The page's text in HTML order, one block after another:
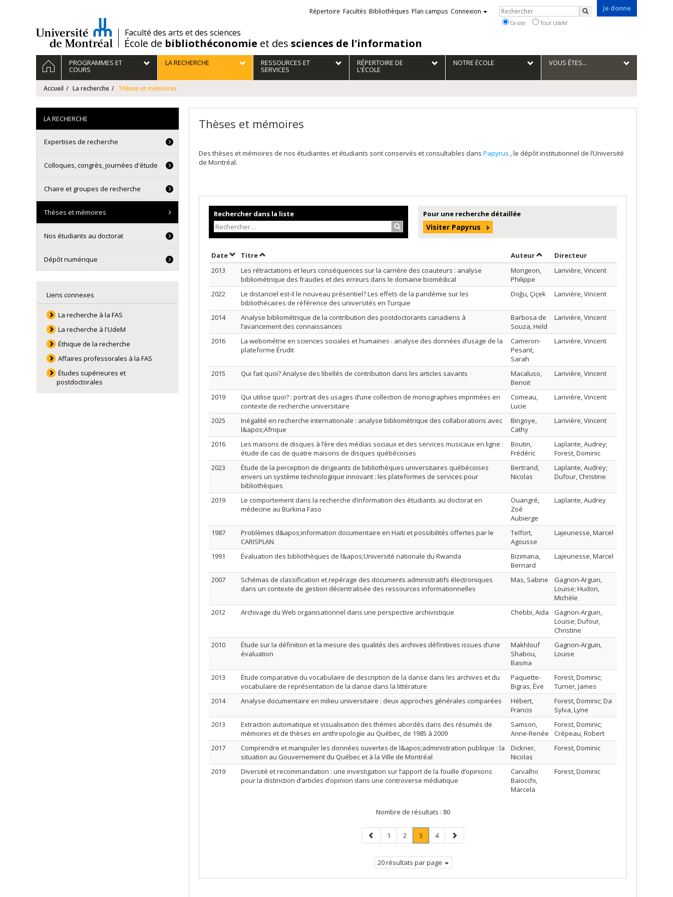
/Faculté des arts et des sciences
École de bibliothéconomie et des sciences de l'information
Je donne
Liens
externes
Répertoire Facultés Bibliothèques Plan campus Connexion Rechercher
Rechercher
Ce site Tout UdeM
Navigation
principale
ACCUEILPROGRAMMES ET
COURS
LA RECHERCHE RESSOURCES ET
SERVICES
RÉPERTOIRE DE
L'ÉCOLE
NOTRE ÉCOLE VOUS ÊTES...
Accueil La recherche Thèses et mémoires
Thèses et mémoires
Des thèses et mémoires de nos étudiantes et étudiants sont conservés et consultables dans Papyrus , le dépôt institutionnel de l’Université
de Montréal.
Rechercher dans la liste
Rechercher…
Pour une recherche détaillée
Visiter Papyrus
DateTrier par date en ordre décroissant
TitreTrier par titre en ordre décroissant AuteurTrier par auteur en ordre décroissant
Directeur
2013
Les rétractations et leurs conséquences sur la carrière des coauteurs : analyse
bibliométrique des fraudes et des erreurs dans le domaine biomédical
Mongeon,
Philippe
Larivière, Vincent
2022
Le distanciel est-il le nouveau présentiel? Les effets de la pandémie sur les
bibliothécaires de référence des universités en Turquie
Doğu, Çiçek Larivière, Vincent
2014
Analyse bibliométrique de la contribution des postdoctorants canadiens à
l’avancement des connaissances
Barbosa de
Souza, Held
Larivière, Vincent
2016
La webométrie en sciences sociales et humaines : analyse des données d’usage de la
plateforme Érudit
Cameron-
Pesant,
Sarah
Larivière, Vincent
2015 Qui fait quoi? Analyse des libellés de contribution dans les articles savants
Macaluso,
Benoit
Larivière, Vincent
2019
Qui utilise quoi? : portrait des usages d’une collection de monographies imprimées en
contexte de recherche universitaire
Comeau,
Lucie
Larivière, Vincent
2025
Inégalité en recherche internationale : analyse bibliométrique des collaborations avec
l&apos;Afrique
Bingoye,
Cathy
Larivière, Vincent
2016
Les maisons de disques à l’ère des médias sociaux et des services musicaux en ligne :
étude de cas de quatre maisons de disques québécoises
Boutin,
Frédéric
Laplante, Audrey;
Forest, Dominic
2023
Étude de la perception de dirigeants de bibliothèques universitaires québécoises
envers un système technologique innovant : les plateformes de services pour
bibliothèques
Bertrand,
Nicolas
Laplante, Audrey;
Dufour, Christine
2019
Le comportement dans la recherche d’information des étudiants au doctorat en
médecine au Burkina Faso
Ouangré,
Zoé
Aubierge
Laplante, Audrey
1987
Problèmes d&apos;information documentaire en Haïti et possibilités offertes par le
CARISPLAN
Telfort,
Agousse
Lajeunesse, Marcel
1991 Évaluation des bibliothèques de l&apos;Université nationale du Rwanda
Bizimana,
Bernard
Lajeunesse, Marcel
2007
Schémas de classification et repérage des documents administratifs électroniques
dans un contexte de gestion décentralisée des ressources informationnelles
Mas, Sabine
Gagnon-Arguin,
Louise; Hudon,
Michèle
2012
Archivage du Web organisationnel dans une perspective archivistique Chebbi, Aïda
Gagnon-Arguin,
Louise; Dufour,
Christine
2010
Étude sur la définition et la mesure des qualités des archives définitives issues d’une
évaluation
Makhlouf
Shabou,
Basma
Gagnon-Arguin,
Louise
2013
Étude comparative du vocabulaire de description de la danse dans les archives et du
vocabulaire de représentation de la danse dans la littérature
Paquette-
Bigras, Ève
Forest, Dominic;
Turner, James
2014
Analyse documentaire en milieu universitaire : deux approches générales comparées
Hébert,
Francis
Forest, Dominic; Da
Sylva, Lyne
2013
Extraction automatique et visualisation des thèmes abordés dans des résumés de
mémoires et de thèses en anthropologie au Québec, de 1985 à 2009
Samson,
Anne-Renée
Forest, Dominic;
Crépeau, Robert
2017
Comprendre et manipuler les données ouvertes de l&apos;administration publique : la
situation au Gouvernement du Québec et à la Ville de Montréal
Dickner,
Nicolas
Forest, Dominic
2019
Diversité et recommandation : une investigation sur l’apport de la fouille d’opinions
pour la distinction d’articles d’opinion dans une controverse médiatique
Carvalho
Baiocchi,
Marcela
Forest, Dominic
Nombre de résultats : 80
Page
précédente
Page
1 Page
2 Page
3
Page
Page
4
Page
suivante
20 résultats par page
LA RECHERCHE
Expertises de recherche
Colloques, congrès, journées d'étude
Chaire et groupes de recherche
Thèses et mémoires
Nos étudiants au doctorat
Dépôt numérique
Liens connexes
La recherche à la FAS
La recherche à l'UdeM
Éthique de la recherche
Affaires professorales à la FAS
Études supérieures et
postdoctorales